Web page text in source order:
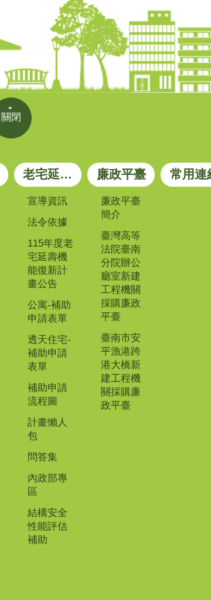
關閉
老宅延壽專區
宣導資訊
法令依據
115年度老
宅延壽機
能復新計
畫公告
公寓-補助
申請表單
透天住宅-
補助申請
表單
補助申請
流程圖
計畫懶人
包
問答集
內政部專
區
結構安全
性能評估
補助
廉政平臺
廉政平臺
簡介
臺灣高等
法院臺南
分院辦公
廳室新建
工程機關
採購廉政
平臺
臺南市安
平漁港跨
港大橋新
建工程機
關採購廉
政平臺
常用連